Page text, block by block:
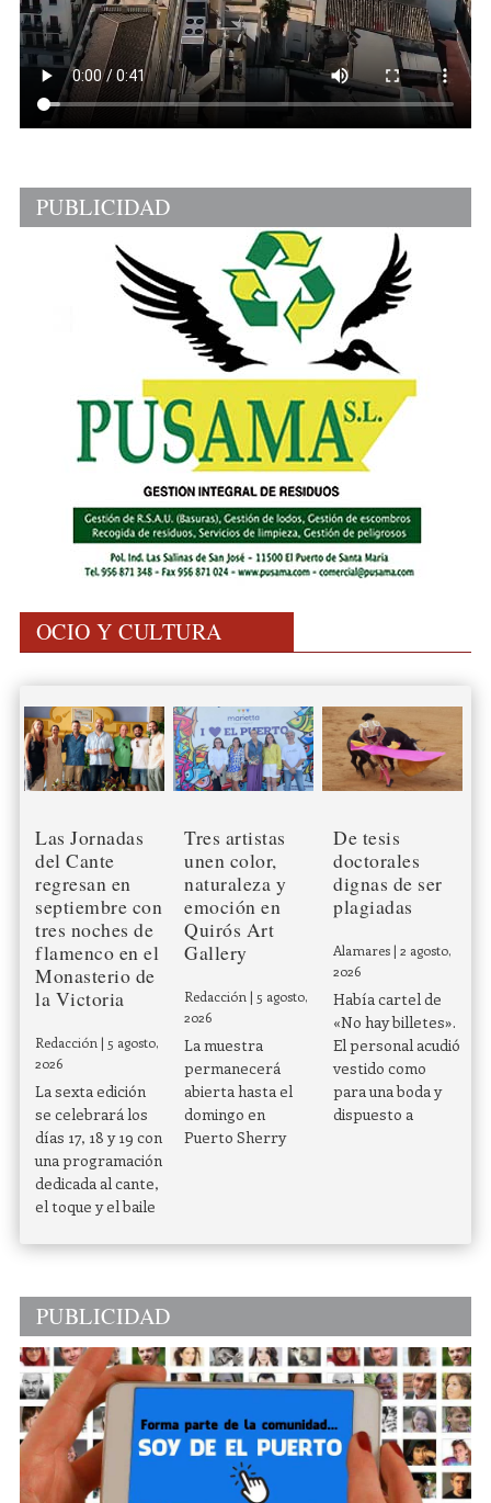
PUBLICIDAD
OCIO Y CULTURA
Las Jornadas
del Cante
regresan en
septiembre con
tres noches de
flamenco en el
Monasterio de
la Victoria
Redacción | 5 agosto,
2026
La sexta edición
se celebrará los
días 17, 18 y 19 con
una programación
dedicada al cante,
el toque y el baile
Tres artistas
unen color,
naturaleza y
emoción en
Quirós Art
Gallery
Redacción | 5 agosto,
2026
La muestra
permanecerá
abierta hasta el
domingo en
Puerto Sherry
De tesis
doctorales
dignas de ser
plagiadas
Alamares |2 agosto,
2026
Había cartel de
«No hay billetes».
El personal acudió
vestido como
para una boda y
dispuesto a
PUBLICIDAD